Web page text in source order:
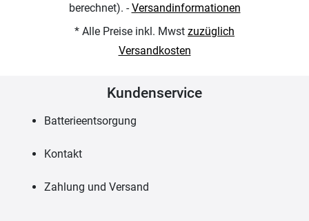
berechnet). -Versandinformationen
* Alle Preise inkl. Mwst zuzüglich
Versandkosten
Kundenservice
Batterieentsorgung
Kontakt
Zahlung und Versand